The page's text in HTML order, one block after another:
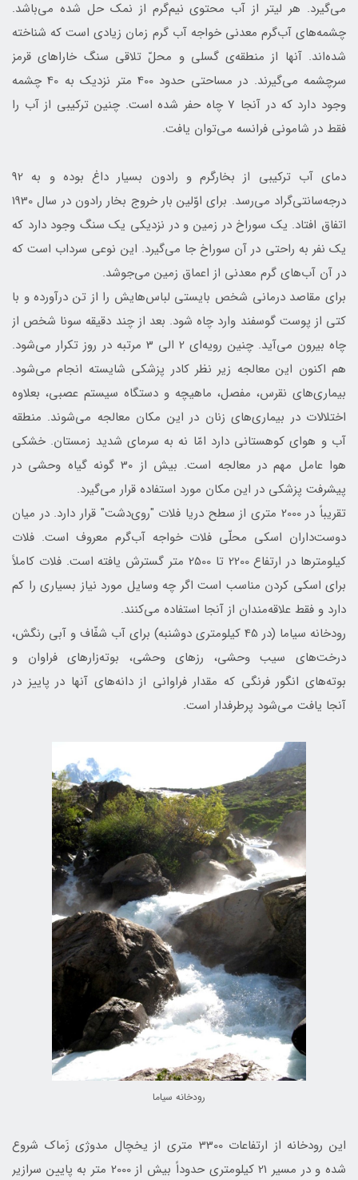
می‌گیرد. هر لیتر از آب محتوی نیم‌گرم از نمک حل شده می‌باشد.
چشمه‌های آب‌گرم معدنی خواجه‌ آب‌ گرم زمان زيادی است که شناخته
شده‌اند. آنها از منطقه‌ی گسلی و محلّ تلاقی سنگ خارا‌های قرمز
سرچشمه می‌گیرند. در مساحتی حدود 400 متر نزدیک به 40 چشمه
وجود دارد كه در آنجا 7 چاه حفر شده است. چنین ترکیبی از آب را
فقط در شامونی فرانسه می‌توان یافت.
دمای آب ترکیبی از بخار‌گرم و رادون بسيار داغ بوده و به 92
درجه‌سانتی‌گراد مي‌رسد. برای اوّلین‌ بار خروج بخار رادون در سال 1930
اتفاق افتاد. یک سوراخ در زمین و در نزدیکی یک سنگ وجود دارد كه
یک نفر به راحتی در آن سوراخ جا می‌گيرد. این نوعی سرداب است که
در آن آب‌های‌ گرم معدنی از اعماق زمین می‌جوشد.
برای مقاصد درمانی شخص بایستی لباس‌هایش را از تن درآورده و با
کتی از پوست گوسفند وارد چاه شود. بعد از چند دقیقه سونا شخص از
چاه بیرون می‌آيد. چنین رویه‌ای 2 الی 3 مرتبه در روز تکرار می‌شود.
هم اکنون این معالجه زیر نظر کادر پزشکی شایسته انجام می‌شود.
بیماری‌های نقرس، مفصل، ماهیچه و دستگاه سیستم عصبی، بعلاوه
اختلالات در بیماری‌های زنان در این مکان معالجه می‌شوند. منطقه
آب‌ و‌ هوای کوهستانی دارد امّا نه به سرمای شدید زمستان. خشکی
هوا عامل مهم در معالجه است. بیش از 30 گونه گیاه ‌وحشی در
پیشرفت پزشکی در این مکان مورد استفاده قرار می‌گیرد.
تقریباً در 2000 متری از سطح دریا فلات "روي‌دشت" قرار دارد. در میان
دوست‌داران اسکی محلّی فلات ‌خواجه‌ آب‌گرم معروف است. فلات
کیلومترها در ارتفاع 2200 تا 2500 متر گسترش یافته است. فلات کاملاً
برای اسکی کردن مناسب است اگر چه وسایل مورد نیاز بسیاری را کم
دارد و فقط علاقه‌مندان از آنجا استفاده می‌كنند.
رود‌خانه سياما (در 45 کیلومتری دوشنبه) برای آب شفّاف و آبی‌ رنگش،
درخت‌های سیب‌ وحشی، رز‌های‌ وحشی، بوته‌زارهای فراوان و
بوته‌های انگور ‌فرنگی که مقدار فراوانی از دانه‌های آنها در پاییز در
آنجا یافت می‌شود پرطرفدار است.
رودخانه سياما
این رودخانه از ارتفاعات 3300 متری از يخچال مدوژي‌ زَماك شروع
شده و در مسیر 21 کیلومتری حدوداً بیش از 2000 متر به پایین سرازیر